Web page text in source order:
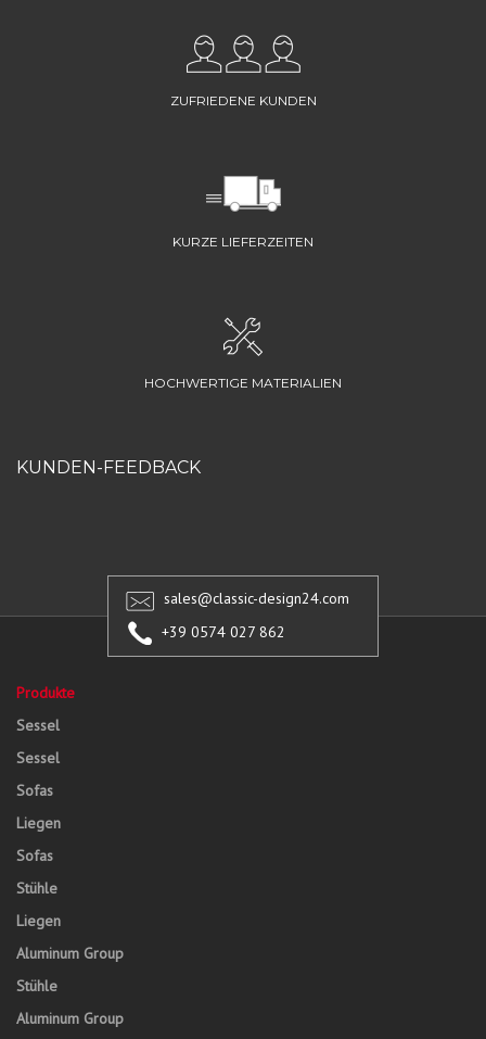
ZUFRIEDENE KUNDEN
KURZE LIEFERZEITEN
HOCHWERTIGE MATERIALIEN
KUNDEN-FEEDBACK
sales@classic-design24.com
+39 0574 027 862
Produkte
Sessel
Sessel
Sofas
Liegen
Sofas
Stühle
Liegen
Aluminum Group
Stühle
Aluminum Group